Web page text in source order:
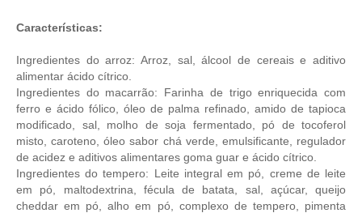
Características:
Ingredientes do arroz: Arroz, sal, álcool de cereais e aditivo
alimentar ácido cítrico.
Ingredientes do macarrão: Farinha de trigo enriquecida com
ferro e ácido fólico, óleo de palma refinado, amido de tapioca
modificado, sal, molho de soja fermentado, pó de tocoferol
misto, caroteno, óleo sabor chá verde, emulsificante, regulador
de acidez e aditivos alimentares goma guar e ácido cítrico.
Ingredientes do tempero: Leite integral em pó, creme de leite
em pó, maltodextrina, fécula de batata, sal, açúcar, queijo
cheddar em pó, alho em pó, complexo de tempero, pimenta